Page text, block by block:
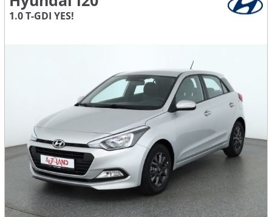
1.0 T-GDI YES!